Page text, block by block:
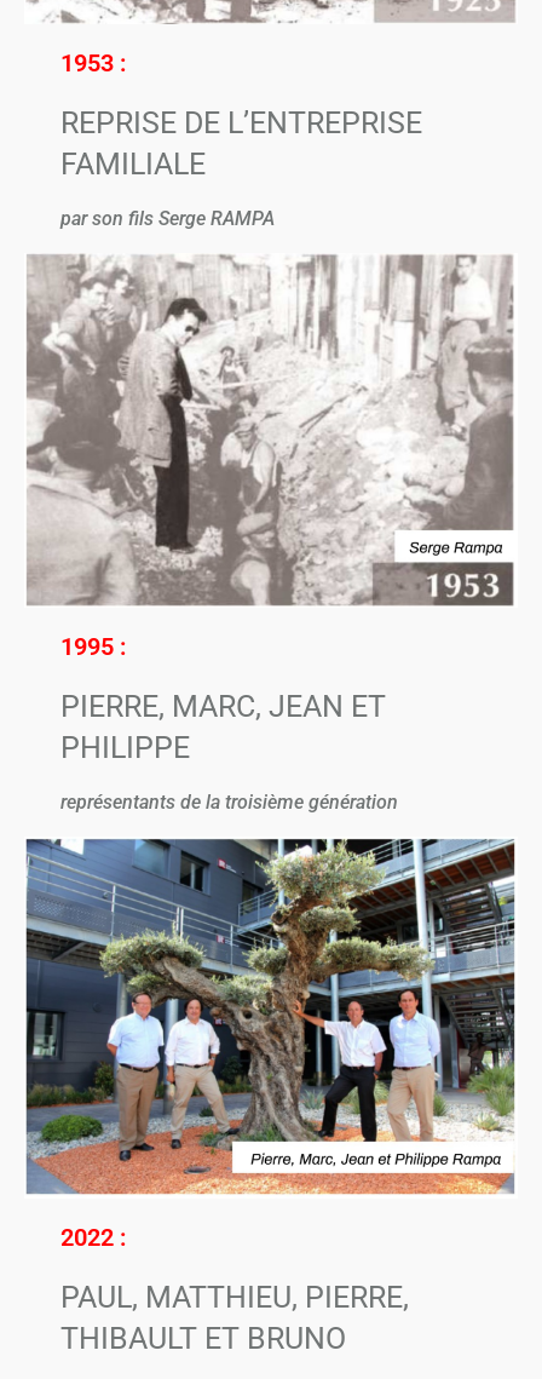
1953 :
REPRISE DE L’ENTREPRISE
FAMILIALE
par son fils Serge RAMPA
1995 :
PIERRE, MARC, JEAN ET
PHILIPPE
représentants de la troisième génération
2022 :
PAUL, MATTHIEU, PIERRE,
THIBAULT ET BRUNO